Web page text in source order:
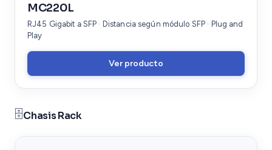
MC220L
RJ45 Gigabit a SFP · Distancia según módulo SFP · Plug and
Play
Ver producto
🗄️Chasis Rack